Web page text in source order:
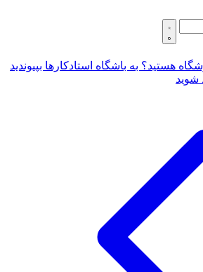
هستید؟ به باشگاه استادکارها بپیوندید
شوید